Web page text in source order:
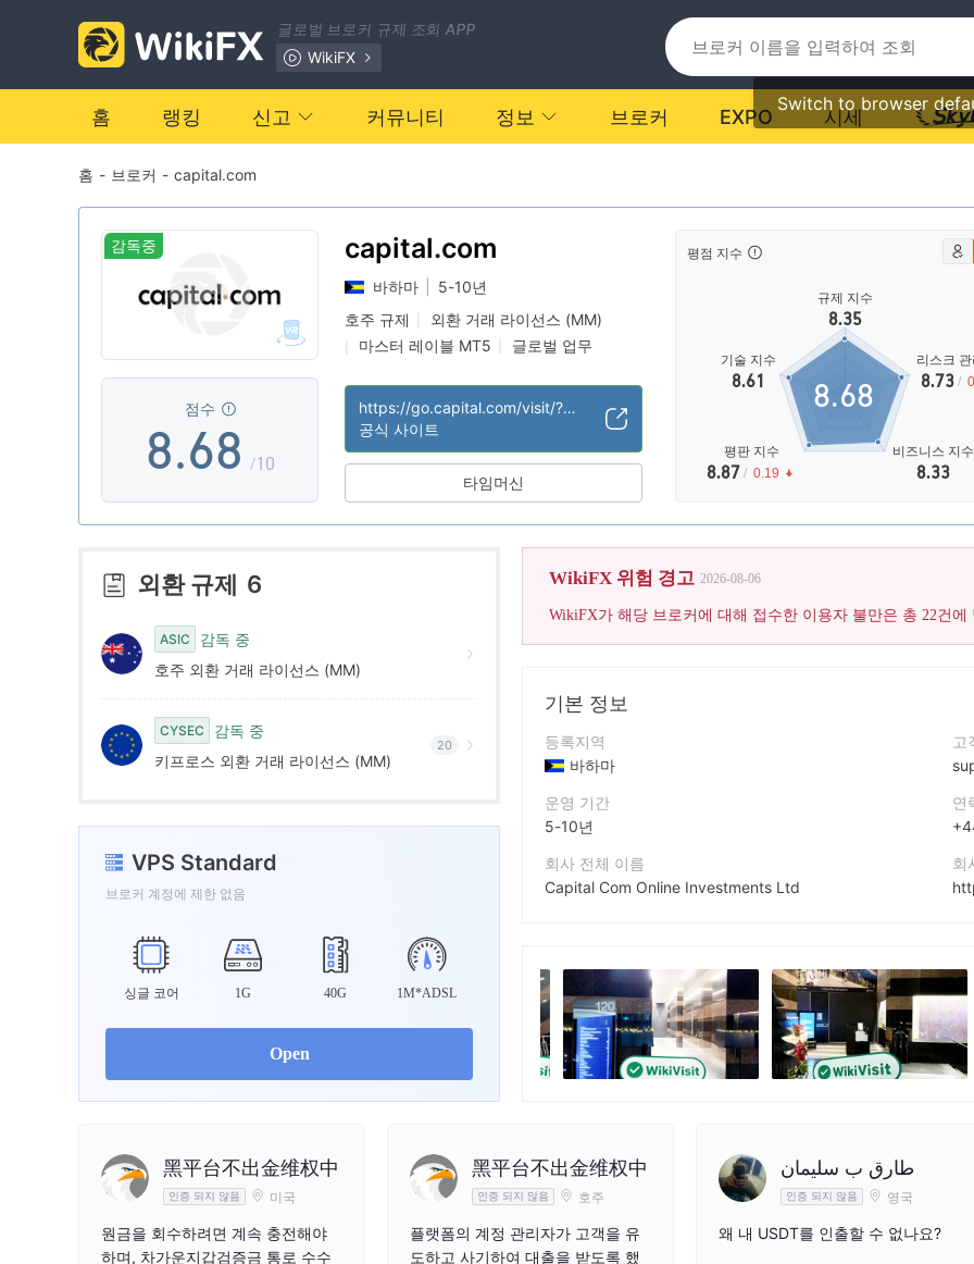
글로벌 브로커 규제 조회 APP
WikiFX
Switch to browser
홈 랭킹 신고 커뮤니티 정보 브로커 EXPO 시세
홈 - 브로커 - capital.com
감독중
점수
2
3
4
5
6
7
8
9
.
0
1
2
4
5
6
7
8
9
2
3
4
6
7
8
9
/10
capital.com
바하마
5-10년
호주 규제
외환 거래 라이선스 (MM)
마스터 레이블 MT5 글로벌 업무
https://go.capital.com/visit/?bta=43100&brand=capital
공식 사이트
타임머신
평점 지수
규제 지수
8.35
기술 지수
8.61
평판 지수
8.87 / 0.19
비즈니스 지수
8.33
리스크
8.73 /
8.68
외환 규제 6
ASIC
감독 중
호주 외환 거래 라이선스 (MM)
CYSEC
감독 중
키프로스 외환 거래 라이선스 (MM)
20
VPS Standard
브로커 계정에 제한 없음
싱글 코어 1G 40G 1M*ADSL
Open
WikiFX 위험 경고 2026-08-06
기본 정보
등록지역
바하마
운영 기간
5-10년
회사 전체 이름
Capital Com Online Investments Ltd
기업 직원
--
고
연
회
WikiFX Survey
capital.com
黑平台不出金维权中
인증 되지 않음 미국
원금을 회수하려면 계속 충전해야
하며, 차가운지갑검증금 통로 수수
黑平台不出金维权中
인증 되지 않음 호주
플랫폼의 계정 관리자가 고객을 유
도하고 사기하여 대출을 받도록 했
طارق ب سليمان
인증 되지 않음 영국
왜 내 USDT를 인출할 수 없나요?